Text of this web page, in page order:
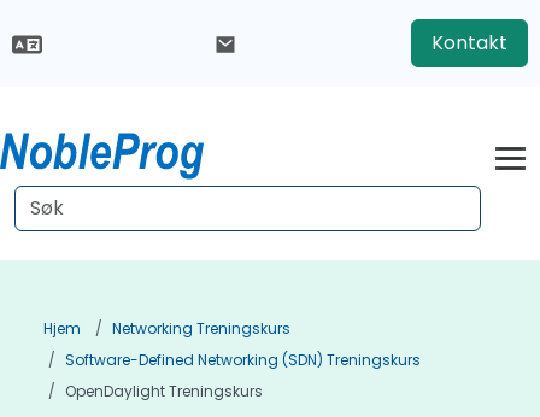
Kontakt
Hjem
Networking Treningskurs
Software-Defined Networking (SDN) Treningskurs
OpenDaylight Treningskurs